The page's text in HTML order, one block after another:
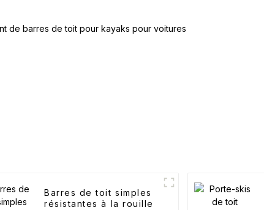
Barres de toit simples
résistantes à la rouille